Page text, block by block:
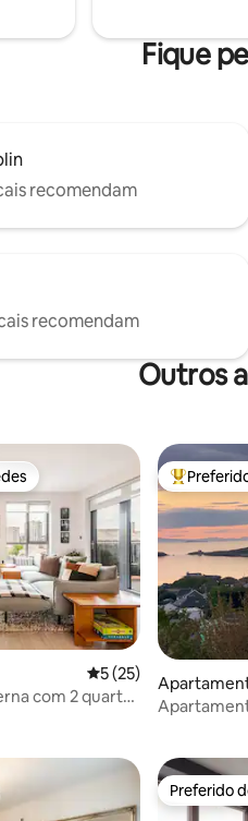
distância.
pessoas
Fique
recomendam
recomendam
Outros
dos hóspedes
5 de uma avaliação
5 (25)
com 2 quartos
Entre os
Preferido
Preferido